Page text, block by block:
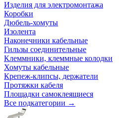
Изделия для электромонтажа
Коробки
Дюбель-хомуты
Изолента
Наконечники кабельные
Гильзы соединительные
Клеммники, клеммные колодки
Хомуты кабельные
Крепеж-клипсы, держатели
Протяжки кабеля
Площадки самоклеящиеся
Все подкатегории →